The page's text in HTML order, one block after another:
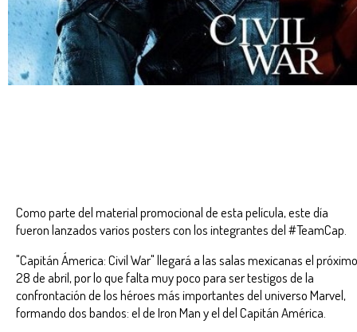
Como parte del material promocional de esta película, este día
fueron lanzados varios posters con los integrantes del #TeamCap.
"Capitán Ámerica: Civil War" llegará a las salas mexicanas el próximo
28 de abril, por lo que falta muy poco para ser testigos de la
confrontación de los héroes más importantes del universo Marvel,
formando dos bandos: el de Iron Man y el del Capitán América.